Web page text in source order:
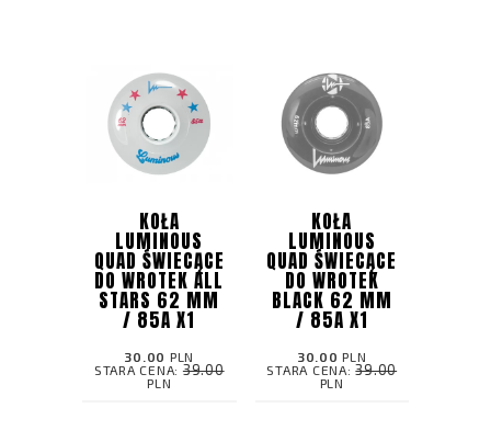
KOŁA
LUMINOUS
QUAD ŚWIECĄCE
DO WROTEK ALL
STARS 62 MM
/ 85A X1
30.00 PLN
STARA CENA:39.00
PLN
KOŁA
LUMINOUS
QUAD ŚWIECĄCE
DO WROTEK
BLACK 62 MM
/ 85A X1
30.00 PLN
STARA CENA:39.00
PLN